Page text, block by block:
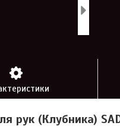
(Клубника)